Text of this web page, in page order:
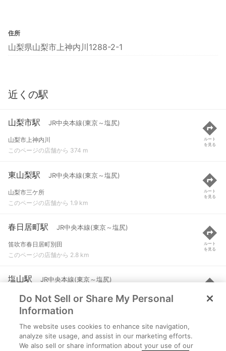
住所
山梨県山梨市上神内川1288-2-1
近くの駅
山梨市駅 JR中央本線(東京～塩尻)
山梨市上神内川
このページの店舗から 374 m
ルート
を見る
東山梨駅 JR中央本線(東京～塩尻)
山梨市三ケ所
このページの店舗から 1.9 km
ルート
を見る
春日居町駅 JR中央本線(東京～塩尻)
笛吹市春日居町別田
このページの店舗から 2.8 km
ルート
を見る
塩山駅 JR中央本線(東京～塩尻)
甲州市塩山上於曽
このページの店舗から 5 km
ルート
を見る
石和温泉駅 JR中央本線(東京～塩尻)
笛吹市石和町松本
Do Not Sell or Share My Personal
Information
The website uses cookies to enhance site navigation,
analyze site usage, and assist in our marketing efforts.
We also sell or share information about your use of our